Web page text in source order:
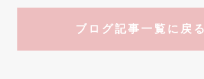
ブログ記事一覧に戻る